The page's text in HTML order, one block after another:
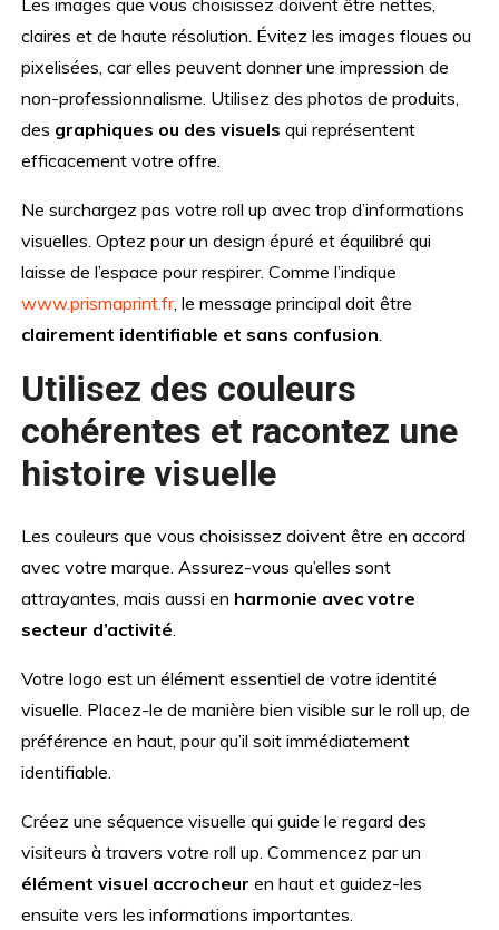
Les images que vous choisissez doivent être nettes,
claires et de haute résolution. Évitez les images floues ou
pixelisées, car elles peuvent donner une impression de
non-professionnalisme. Utilisez des photos de produits,
des graphiques ou des visuels qui représentent
efficacement votre offre.
Ne surchargez pas votre roll up avec trop d’informations
visuelles. Optez pour un design épuré et équilibré qui
laisse de l’espace pour respirer. Comme l’indique
www.prismaprint.fr, le message principal doit être
clairement identifiable et sans confusion.
Utilisez des couleurs
cohérentes et racontez une
histoire visuelle
Les couleurs que vous choisissez doivent être en accord
avec votre marque. Assurez-vous qu’elles sont
attrayantes, mais aussi en harmonie avec votre
secteur d’activité
Votre logo est un élément essentiel de votre identité
visuelle. Placez-le de manière bien visible sur le roll up, de
préférence en haut, pour qu’il soit immédiatement
identifiable.
Créez une séquence visuelle qui guide le regard des
visiteurs à travers votre roll up. Commencez par un
élément visuel accrocheur en haut et guidez-les
ensuite vers les informations importantes.